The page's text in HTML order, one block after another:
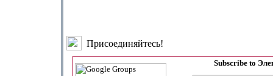
Присоединяйтесь!
Subscribe to